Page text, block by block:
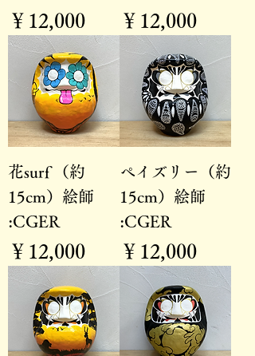
価格
￥12,000 価格
￥12,000
花surf （約
15cm）絵師
:CGER
価格
￥12,000
ペイズリー（約
15cm）絵師
:CGER
価格
￥12,000